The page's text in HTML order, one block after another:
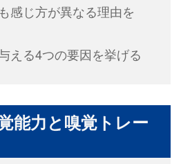
感じ方が異なる理由を
える4つの要因を挙げる
能力と嗅覚トレー